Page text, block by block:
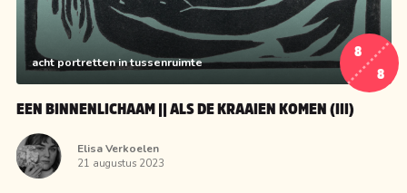
acht portretten in tussenruimte
8
8
EEN BINNENLICHAAM || ALS DE KRAAIEN KOMEN (III)
Elisa Verkoelen
21 augustus 2023